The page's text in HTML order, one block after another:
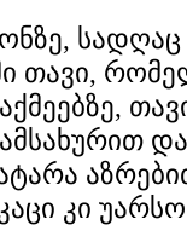
სადღაც
თავი,
კი